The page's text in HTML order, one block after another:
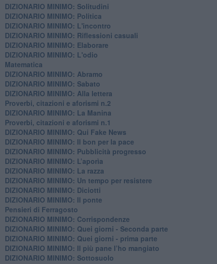
DIZIONARIO MINIMO: Solitudini
DIZIONARIO MINIMO: Politica
DIZIONARIO MINIMO: L'incontro
DIZIONARIO MINIMO: Riflessioni casuali
DIZIONARIO MINIMO: Elaborare
DIZIONARIO MINIMO: L'odio
​Matematica
DIZIONARIO MINIMO: Abramo
DIZIONARIO MINIMO: Sabato
​DIZIONARIO MINIMO: Alla lettera
Proverbi, citazioni e aforismi n.2
DIZIONARIO MINIMO: La Manina
​Proverbi, citazioni e aforismi n.1
DIZIONARIO MINIMO: Qui Fake News
DIZIONARIO MINIMO: ​Il bon per la pace
DIZIONARIO MINIMO: Pubblicità progresso
DIZIONARIO MINIMO: L’aporìa
DIZIONARIO MINIMO: La razza
DIZIONARIO MINIMO: Un tempo per resistere
DIZIONARIO MINIMO: Diciotti
DIZIONARIO MINIMO: Il ponte
Pensieri di Ferragosto
DIZIONARIO MINIMO: Corrispondenze
DIZIONARIO MINIMO: Quei giorni - Seconda parte
DIZIONARIO MINIMO: Quei giorni - prima parte
DIZIONARIO MINIMO: Il più pane l’ho mangiato
DIZIONARIO MINIMO: Sottosuolo